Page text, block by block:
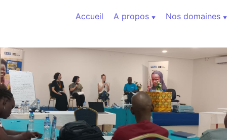
Accueil
A propos Nos domaines